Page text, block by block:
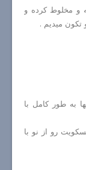
و مخلوط كرده و
تكون ميديم .
به طور كامل با
رو از نو با